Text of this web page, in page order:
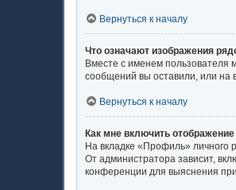
Вернуться к началу
Что означают изображения
Вместе с именем пользователя
сообщений вы оставили, или на
Вернуться к началу
Как мне включить
На вкладке «Профиль» личного
От администратора зависит,
конференции для выяснения